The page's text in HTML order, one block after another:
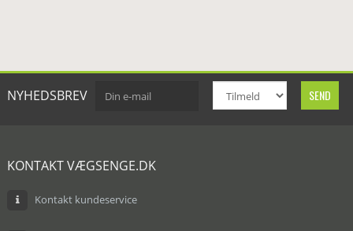
NYHEDSBREV
KONTAKT VÆGSENGE.DK
Kontakt kundeservice